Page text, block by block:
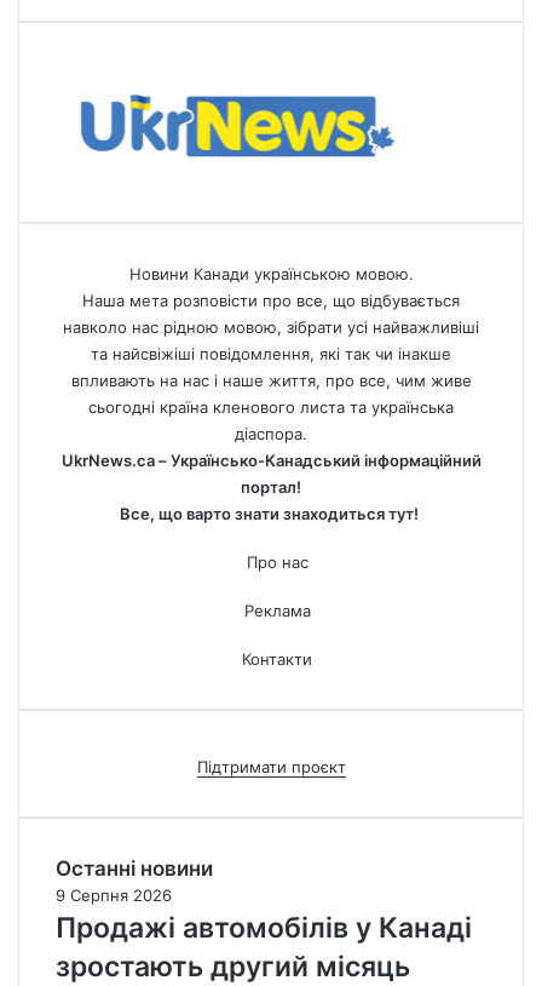
Новини Канади українською мовою.
Наша мета розповісти про все, що відбувається
навколо нас рідною мовою, зібрати усі найважливіші
та найсвіжіші повідомлення, які так чи інакше
впливають на нас і наше життя, про все, чим живе
сьогодні країна кленового листа та українська
діаспора.
UkrNews.ca – Українсько-Канадський інформаційний
портал!
Все, що варто знати знаходиться тут!
Про нас
Реклама
Контакти
Підтримати проєкт
Останні новини
9 Серпня 2026
Продажі автомобілів у Канаді
зростають другий місяць